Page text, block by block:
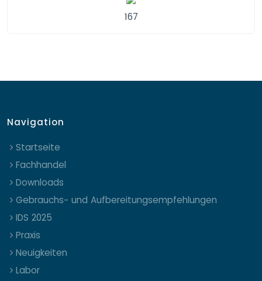
167
Navigation
Startseite
Fachhandel
Downloads
Gebrauchs- und Aufbereitungsempfehlungen
IDS 2025
Praxis
Neuigkeiten
Labor